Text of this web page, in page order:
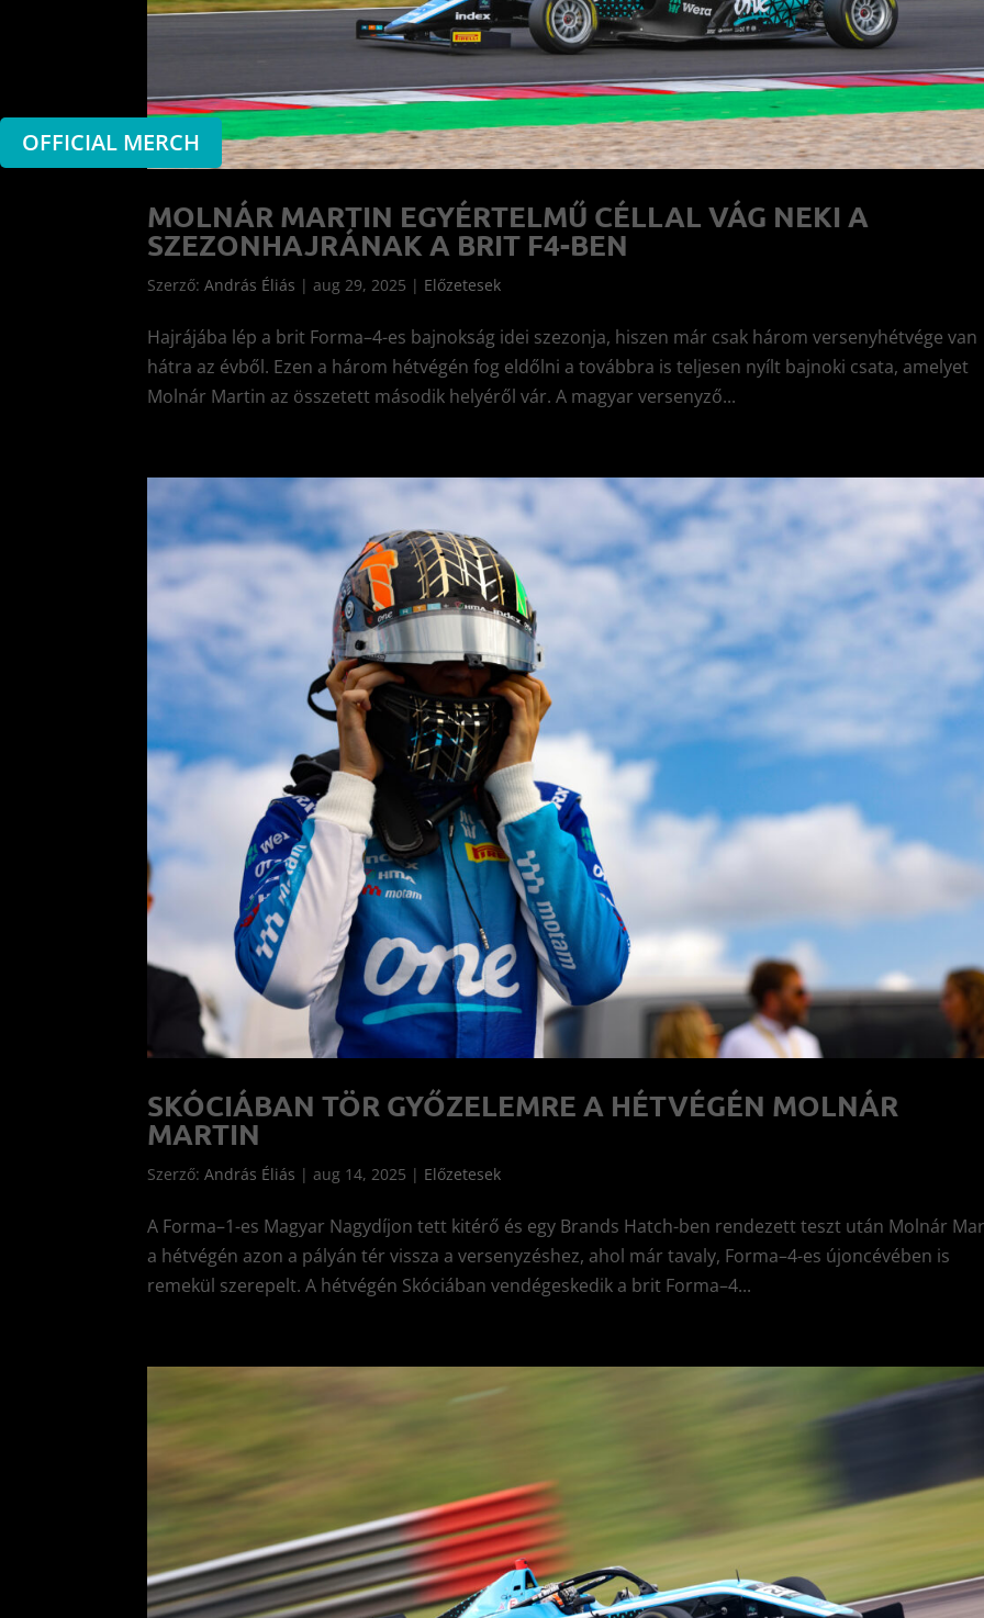
MOLNÁR MARTIN EGYÉRTELMŰ CÉLLAL VÁG NEKI A
SZEZONHAJRÁNAK A BRIT F4-BEN
Szerző:András Éliás |aug 29, 2025 | Előzetesek
Hajrájába lép a brit Forma–4-es bajnokság idei szezonja, hiszen már csak három versenyhétvége van
hátra az évből. Ezen a három hétvégén fog eldőlni a továbbra is teljesen nyílt bajnoki csata, amelyet
Molnár Martin az összetett második helyéről vár. A magyar versenyző...
SKÓCIÁBAN TÖR GYŐZELEMRE A HÉTVÉGÉN MOLNÁR
MARTIN
Szerző:András Éliás |aug 14, 2025 | Előzetesek
A Forma–1-es Magyar Nagydíjon tett kitérő és egy Brands Hatch-ben rendezett teszt után Molnár
a hétvégén azon a pályán tér vissza a versenyzéshez, ahol már tavaly, Forma–4-es újoncévében is
remekül szerepelt. A hétvégén Skóciában vendégeskedik a brit Forma–4...
OFFICIAL MERCH